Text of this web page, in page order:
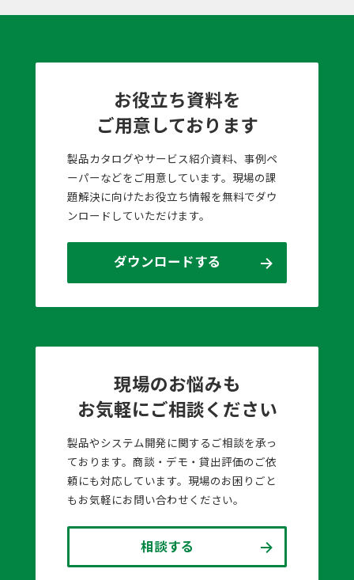
お役立ち資料を
ご用意しております
製品カタログやサービス紹介資料、事例ペ
ーパーなどをご用意しています。現場の課
題解決に向けたお役立ち情報を無料でダウ
ンロードしていただけます。
ダウンロードする
現場のお悩みも
お気軽にご相談ください
製品やシステム開発に関するご相談を承っ
ております。商談・デモ・貸出評価のご依
頼にも対応しています。現場のお困りごと
もお気軽にお問い合わせください。
相談する